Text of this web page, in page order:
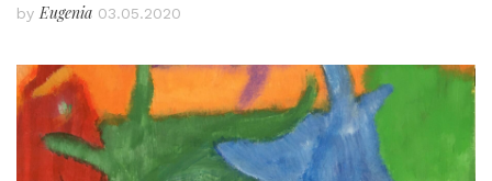
byEugenia 03.05.2020